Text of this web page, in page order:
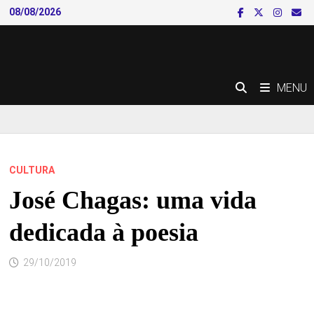
Skip
to
08/08/2026
MENU
CULTURA
José Chagas: uma vida
dedicada à poesia
29/10/2019